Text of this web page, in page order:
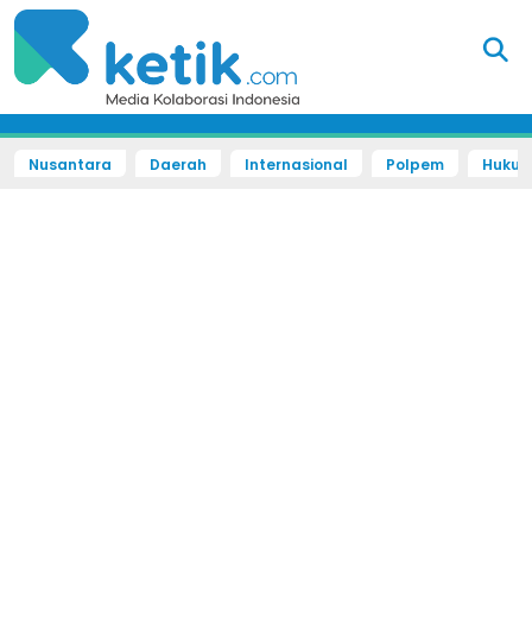
Nusantara Daerah Internasional Polpem